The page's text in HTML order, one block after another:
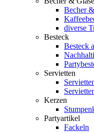
Becher
diverse
Besteck
Besteck
Servietten
Kerzen
Partyartikel
Fackeln